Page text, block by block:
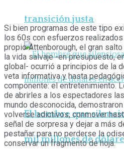
transición justa
El hombre que
mil millones de
Si bien programas de este tipo
los 60s con esfuerzos
propio Attenborough, el gran
la vida salvaje -en presupuesto,
global- ocurrió a principios de la
veta informativa y hasta
componente: el entretenimiento.
de abrirles a los espectadores
mundo desconocida,
volverse adictivos, conmover
señal de sorpresa y dejar a más
pestañar para no perderse la
conservar un fragmento de hoja.